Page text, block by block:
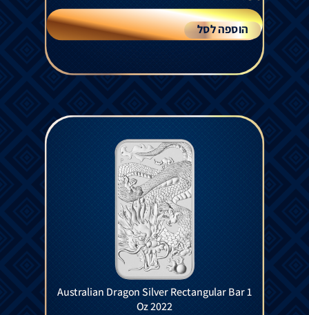
הוספה לסל
Australian Dragon Silver Rectangular Bar 1
Oz 2022